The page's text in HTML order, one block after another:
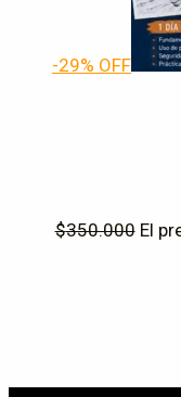
-29% OFF
$350.000 El